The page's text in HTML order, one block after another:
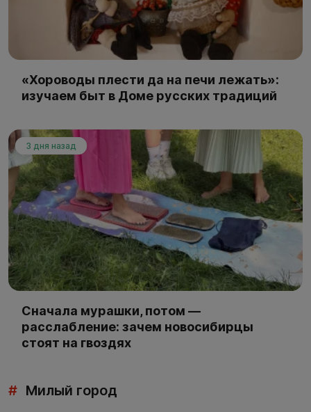
«Хороводы плести да на печи лежать»:
изучаем быт в Доме русских традиций
3 дня назад
Сначала мурашки, потом —
расслабление: зачем новосибирцы
стоят на гвоздях
# Милый город